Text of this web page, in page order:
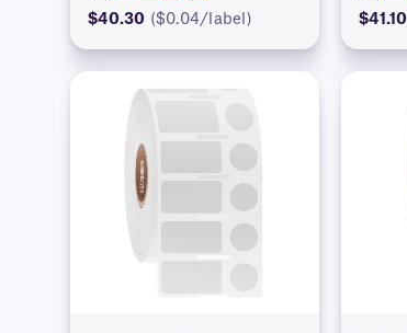
$40.30 ($0.04/label) $41.10